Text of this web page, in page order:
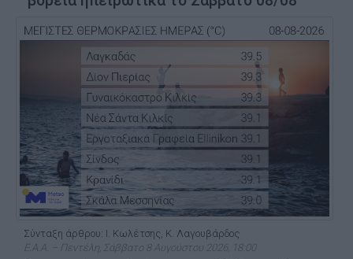
Σύνταξη άρθρου: Ι. Κωλέτσης, Κ. Λαγουβάρδος
Ε.Α.Α. – Πεντέλη, Σάββατο 8 Αυγούστου 2026, 18:00